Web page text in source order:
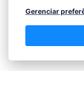
legais vigentes.
comerciais ou
planejamento
Gerenciar